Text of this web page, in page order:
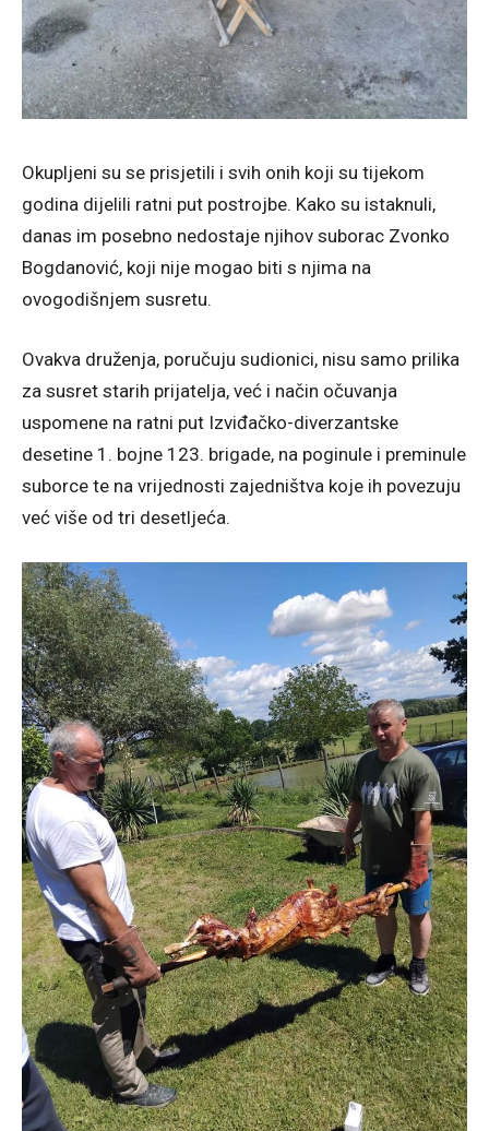
Okupljeni su se prisjetili i svih onih koji su tijekom
godina dijelili ratni put postrojbe. Kako su istaknuli,
danas im posebno nedostaje njihov suborac Zvonko
Bogdanović, koji nije mogao biti s njima na
ovogodišnjem susretu.
Ovakva druženja, poručuju sudionici, nisu samo prilika
za susret starih prijatelja, već i način očuvanja
uspomene na ratni put Izviđačko-diverzantske
desetine 1. bojne 123. brigade, na poginule i preminule
suborce te na vrijednosti zajedništva koje ih povezuju
već više od tri desetljeća.